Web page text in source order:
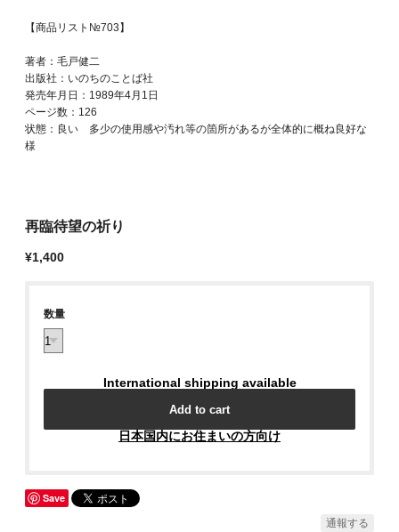
【商品リスト№703】
著者：毛戸健二
出版社：いのちのことば社
発売年月日：1989年4月1日
ページ数：126
状態：良い 多少の使用感や汚れ等の箇所があるが全体的に概ね良好な
様
再臨待望の祈り
¥1,400
数量
International shipping available
Add to cart
日本国内にお住まいの方向け
Save
通報する